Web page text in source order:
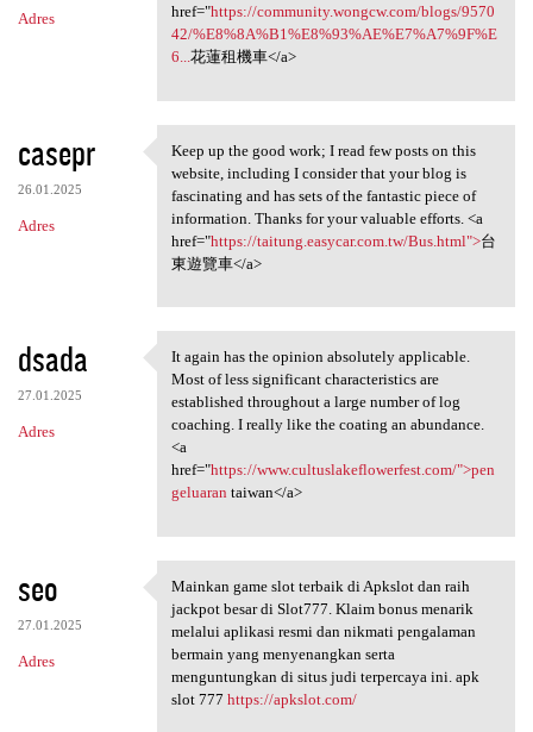
Adres
href="https://community.wongcw.com/blogs/9570
42/%E8%8A%B1%E8%93%AE%E7%A7%9F%E
6... 花蓮租機車</a>
casepr
26.01.2025
Adres
Keep up the good work; I read
Keep up the good work; I read few posts on this
website, including I consider that your blog is
fascinating and has sets of the fantastic piece of
information. Thanks for your valuable efforts. <a
href="https://taitung.easycar.com.tw/Bus.html">台
東遊覽車</a>
dsada
27.01.2025
Adres
It again has the opinion
It again has the opinion absolutely applicable.
Most of less significant characteristics are
established throughout a large number of log
coaching. I really like the coating an abundance.
<a
href="https://www.cultuslakeflowerfest.com/">pen
geluaran taiwan</a>
seo
27.01.2025
Adres
Mainkan game slot terbaik di
Mainkan game slot terbaik di Apkslot dan raih
jackpot besar di Slot777. Klaim bonus menarik
melalui aplikasi resmi dan nikmati pengalaman
bermain yang menyenangkan serta
menguntungkan di situs judi terpercaya ini. apk
slot 777 https://apkslot.com/